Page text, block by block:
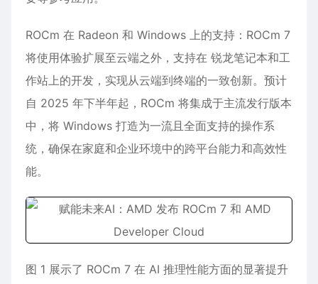
ROCm 在 Radeon 和 Windows 上的支持：ROCm 7
将使用体验扩展至云端之外，支持在 锐龙笔记本和工
作站上的开发，实现从云端到终端的一致创新。预计
自 2025 年下半年起，ROCm 将集成于主流发行版本
中，将 Windows 打造为一流且全面支持的操作系
统，确保在家庭和企业环境中的跨平台能力和高效性
能。
图 1 展示了 ROCm 7 在 AI 推理性能方面的显著提升